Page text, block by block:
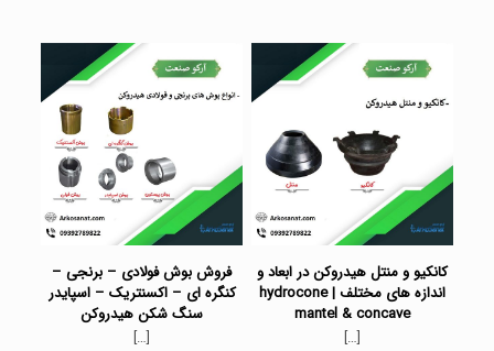
کانکیو و منتل هیدروکن در ابعاد و
اندازه های مختلف | hydrocone
mantel & concave
[…]
فروش بوش فولادی – برنجی –
کنگره ای – اکسنتریک – اسپایدر
سنگ شکن هیدروکن
[…]